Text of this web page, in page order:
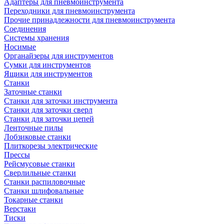
Адаптеры для пневмоинструмента
Переходники для пневмоинструмента
Прочие принадлежности для пневмоинструмента
Соединения
Системы хранения
Носимые
Органайзеры для инструментов
Сумки для инструментов
Ящики для инструментов
Станки
Заточные станки
Станки для заточки инструмента
Станки для заточки сверл
Станки для заточки цепей
Ленточные пилы
Лобзиковые станки
Плиткорезы электрические
Прессы
Рейсмусовые станки
Сверлильные станки
Станки распиловочные
Станки шлифовальные
Токарные станки
Верстаки
Тиски